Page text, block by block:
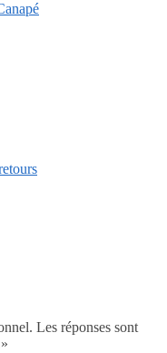
Les réponses sont
»